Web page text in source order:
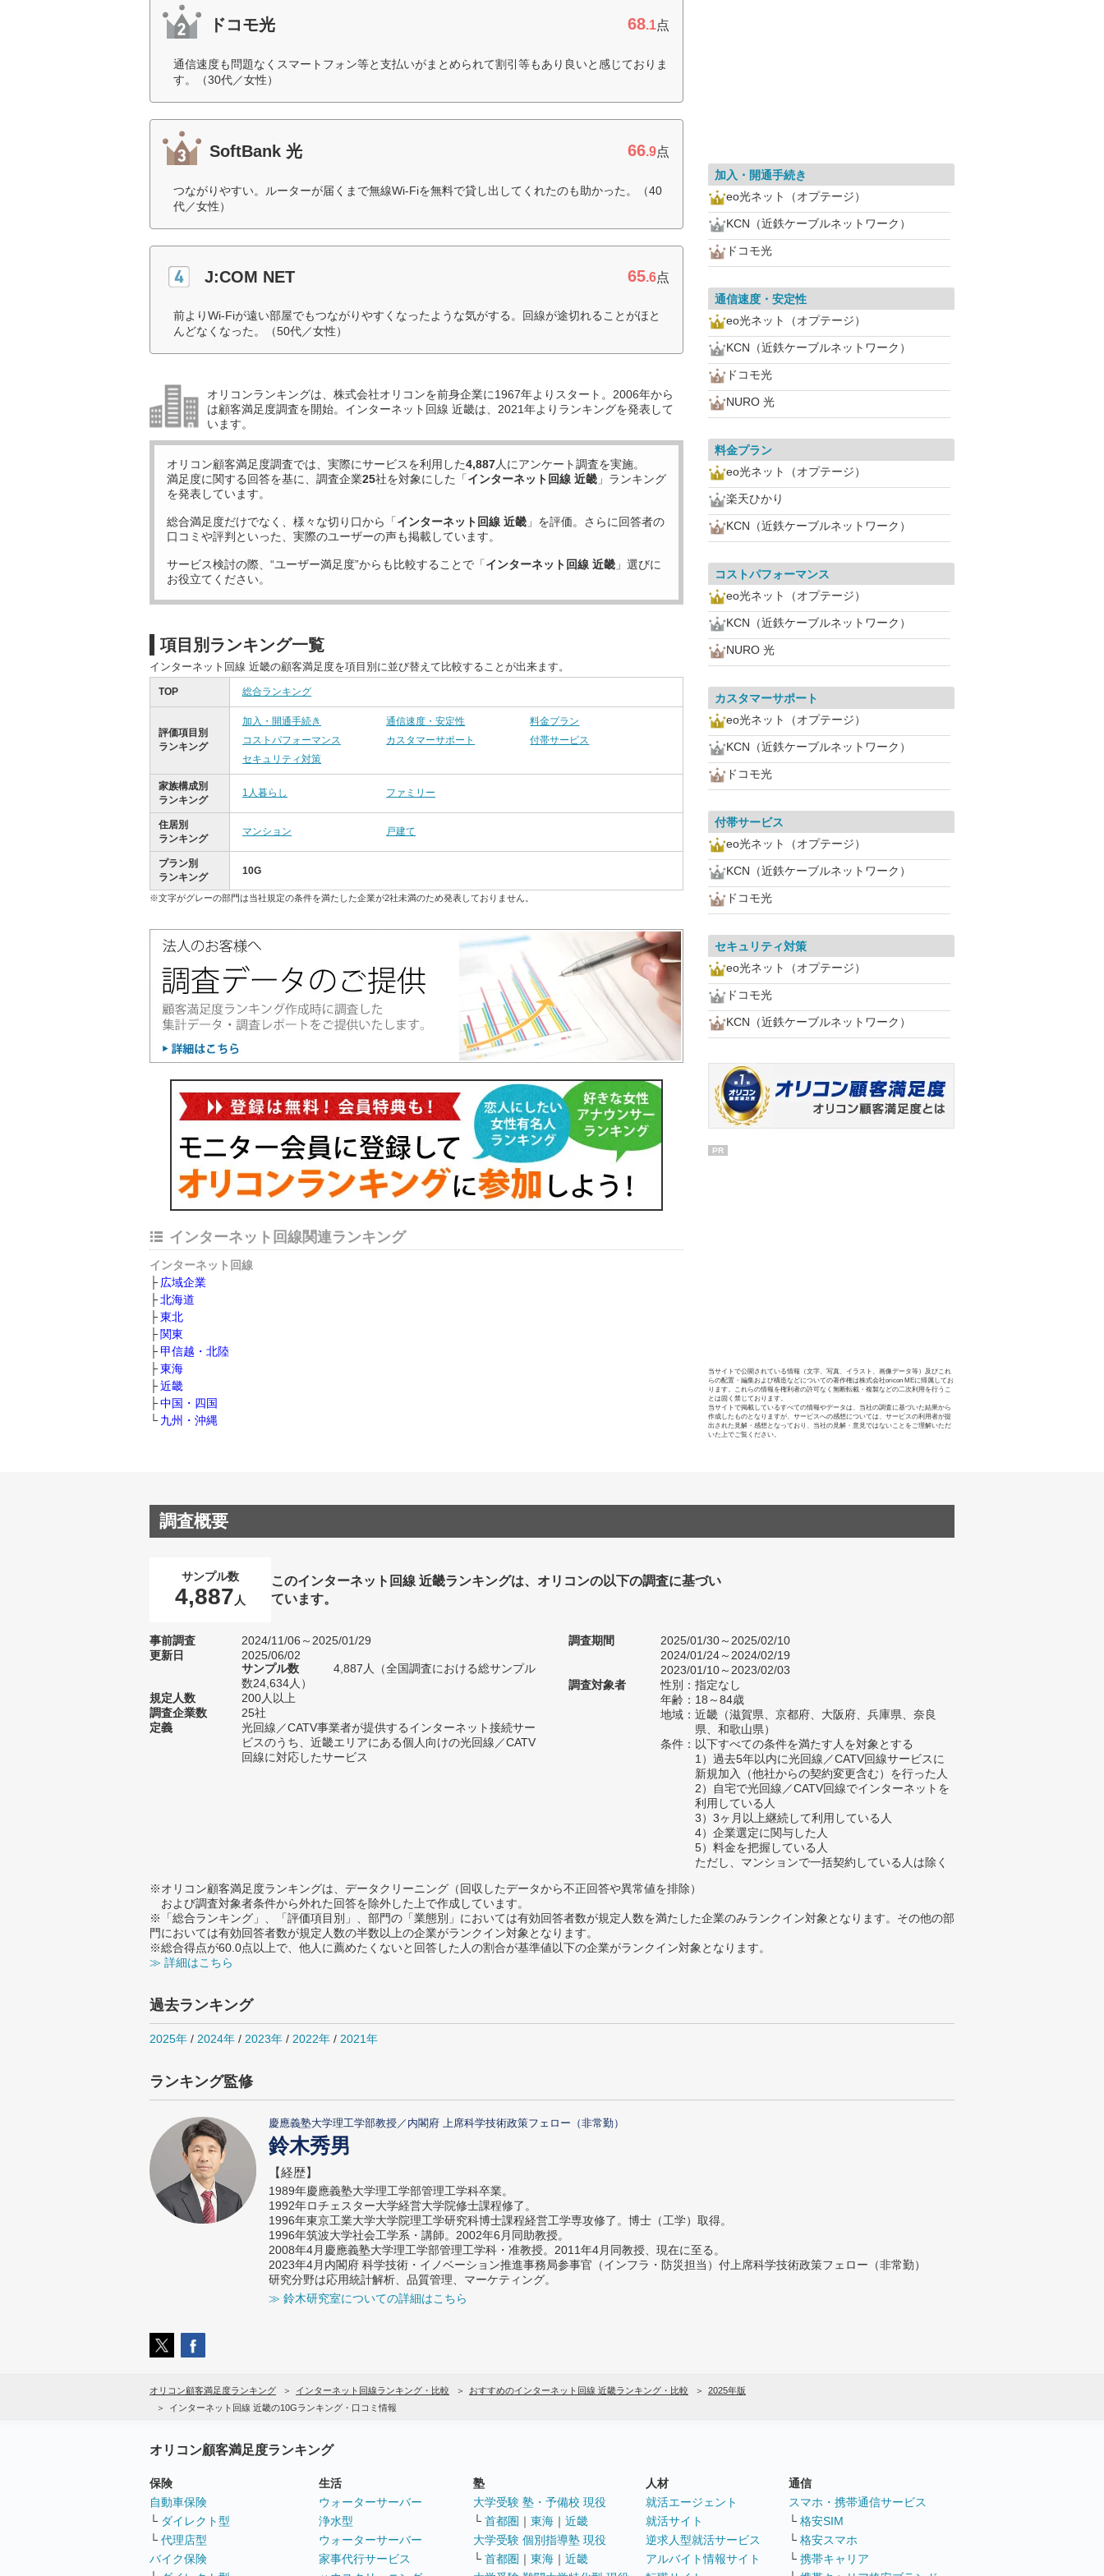
ドコモ光 68.1点
通信速度も問題なくスマートフォン等と支払いがまとめられて割引等もあり良いと感じておりま
す。（30代／女性）
SoftBank 光 66.9点
つながりやすい。ルーターが届くまで無線Wi-Fiを無料で貸し出してくれたのも助かった。（40
代／女性）
J:COM NET 65.6点
前よりWi-Fiが遠い部屋でもつながりやすくなったような気がする。回線が途切れることがほと
んどなくなった。（50代／女性）
オリコンランキングは、株式会社オリコンを前身企業に1967年よりスタート。2006年から
は顧客満足度調査を開始。インターネット回線 近畿は、2021年よりランキングを発表して
います。
オリコン顧客満足度調査では、実際にサービスを利用した4,887人にアンケート調査を実施。
満足度に関する回答を基に、調査企業25社を対象にした「インターネット回線 近畿 」ランキング
を発表しています。
総合満足度だけでなく、様々な切り口から「インターネット回線 近畿 」を評価。さらに回答者の
口コミや評判といった、実際のユーザーの声も掲載しています。
サービス検討の際、“ユーザー満足度”からも比較することで「インターネット回線 近畿 」選びに
お役立てください。
項目別ランキング一覧
インターネット回線 近畿の顧客満足度を項目別に並び替えて比較することが出来ます。
TOP 総合ランキング
評価項目別
ランキング
加入・開通手続き 通信速度・安定性
料金プラン
コストパフォーマンス
カスタマーサポート
付帯サービス
セキュリティ対策
家族構成別
ランキング
1人暮らし ファミリー
住居別
ランキング
マンション 戸建て
プラン別
ランキング
10G
※文字がグレーの部門は当社規定の条件を満たした企業が2社未満のため発表しておりません。
インターネット回線関連ランキング
インターネット回線
広域企業
北海道
東北
関東
甲信越・北陸
東海
近畿
中国・四国
九州・沖縄
加入・開通手続き
eo光ネット（オプテージ）
KCN（近鉄ケーブルネットワーク）
ドコモ光
通信速度・安定性
eo光ネット（オプテージ）
KCN（近鉄ケーブルネットワーク）
ドコモ光
NURO 光
料金プラン
eo光ネット（オプテージ）
楽天ひかり
KCN（近鉄ケーブルネットワーク）
コストパフォーマンス
eo光ネット（オプテージ）
KCN（近鉄ケーブルネットワーク）
NURO 光
カスタマーサポート
eo光ネット（オプテージ）
KCN（近鉄ケーブルネットワーク）
ドコモ光
付帯サービス
eo光ネット（オプテージ）
KCN（近鉄ケーブルネットワーク）
ドコモ光
セキュリティ対策
eo光ネット（オプテージ）
ドコモ光
KCN（近鉄ケーブルネットワーク）
PR
当サイトで公開されている情報（文字、写真、イラスト、画像データ等）及びこれ
らの配置・編集および構造などについての著作権は株式会社oricon MEに帰属してお
ります。これらの情報を権利者の許可なく無断転載・複製などの二次利用を行うこ
とは固く禁じております。
当サイトで掲載しているすべての情報やデータは、当社の調査に基づいた結果から
作成したものとなりますが、サービスへの感想については、サービスの利用者が提
出された見解・感想となっており、当社の見解・意見ではないことをご理解いただ
いた上でご覧ください。
調査概要
サンプル数
4,887 人
このインターネット回線 近畿ランキングは、オリコンの以下の調査に基づい
ています。
事前調査
2024/11/06～2025/01/29
更新日
2025/06/02
サンプル数
4,887人（全国調査における総サンプル
数24,634人）
規定人数
200人以上
調査企業数
25社
定義
光回線／CATV事業者が提供するインターネット接続サー
ビスのうち、近畿エリアにある個人向けの光回線／CATV
回線に対応したサービス
調査期間
2025/01/30～2025/02/10
2024/01/24～2024/02/19
2023/01/10～2023/02/03
調査対象者
性別：指定なし
年齢：18～84歳
地域：近畿（滋賀県、京都府、大阪府、兵庫県、奈良
県、和歌山県）
条件：以下すべての条件を満たす人を対象とする
1）過去5年以内に光回線／CATV回線サービスに
新規加入（他社からの契約変更含む）を行った人
2）自宅で光回線／CATV回線でインターネットを
利用している人
3）3ヶ月以上継続して利用している人
4）企業選定に関与した人
5）料金を把握している人
ただし、マンションで一括契約している人は除く
※オリコン顧客満足度ランキングは、データクリーニング（回収したデータから不正回答や異常値を排除）
および調査対象者条件から外れた回答を除外した上で作成しています。
※「総合ランキング」、「評価項目別」、部門の「業態別」においては有効回答者数が規定人数を満たした企業のみランクイン対象となります。その他の部
門においては有効回答者数が規定人数の半数以上の企業がランクイン対象となります。
※総合得点が60.0点以上で、他人に薦めたくないと回答した人の割合が基準値以下の企業がランクイン対象となります。
≫ 詳細はこちら
過去ランキング
2025年 / 2024年 / 2023年 / 2022年 / 2021年
ランキング監修
慶應義塾大学理工学部教授／内閣府 上席科学技術政策フェロー（非常勤）
鈴木秀男
【経歴】
1989年慶應義塾大学理工学部管理工学科卒業。
1992年ロチェスター大学経営大学院修士課程修了。
1996年東京工業大学大学院理工学研究科博士課程経営工学専攻修了。博士（工学）取得。
1996年筑波大学社会工学系・講師。2002年6月同助教授。
2008年4月慶應義塾大学理工学部管理工学科・准教授。2011年4月同教授、現在に至る。
2023年4月内閣府 科学技術・イノベーション推進事務局参事官（インフラ・防災担当）付上席科学技術政策フェロー（非常勤）
研究分野は応用統計解析、品質管理、マーケティング。
≫ 鈴木研究室についての詳細はこちら
オリコン顧客満足度ランキング インターネット回線ランキング・比較 おすすめのインターネット回線 近畿ランキング・比較
2025年版
インターネット回線 近畿の10Gランキング・口コミ情報
オリコン顧客満足度ランキング
保険
自動車保険
└ ダイレクト型
└ 代理店型
バイク保険
生活
ウォーターサーバー
浄水型
ウォーターサーバー
家事代行サービス
塾
大学受験 塾・予備校 現役
└ 首都圏 ｜ 東海 ｜ 近畿
大学受験 個別指導塾 現役
└ 首都圏 ｜ 東海 ｜ 近畿
人材
就活エージェント
就活サイト
逆求人型就活サービス
アルバイト情報サイト
通信
スマホ・携帯通信サービス
└ 格安SIM
└ 格安スマホ
└ 携帯キャリア